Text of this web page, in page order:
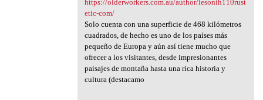
https://olderworkers.com.au/author/lesonih110rust
etic-com/
Solo cuenta con una superficie de 468 kilómetros
cuadrados, de hecho es uno de los países más
pequeño de Europa y aún así tiene mucho que
ofrecer a los visitantes, desde impresionantes
paisajes de montaña hasta una rica historia y
cultura (destacamo